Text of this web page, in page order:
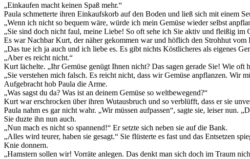
„Einkaufen macht keinen Spaß mehr.“
Paula schmetterte ihren Einkaufskorb auf den Boden und ließ sich mit einem
„Wenn ich nicht so bequem wäre, würde ich mein Gemüse wieder selbst
„Sie sind doch nicht faul, meine Liebe! So oft sehe ich Sie aktiv und fleißig im
Es war Nachbar Kurt, der näher gekommen war und höflich den Strohhut vom
„Das tue ich ja auch und ich liebe es. Es gibt nichts Köstlicheres als eigenes
„Aber es reicht nicht.“
Kurt lächelte. „Ihr Gemüse genügt Ihnen nicht? Das sagen gerade Sie! Wie
„Sie verstehen mich falsch. Es reicht nicht, dass wir Gemüse anpflanzen. Wir
Aufgebracht hob Paula die Arme.
„Was sagst du da? Was ist an deinem Gemüse so weltbewegend?“
Kurt war erschrocken über ihren Wutausbruch und so verblüfft, dass er sie
Paula nahm es gar nicht wahr. „Wir müssen aufpassen“, sagte sie, leiser nun.
Sie duzte ihn nun auch.
„Nun mach es nicht so spannend!“ Er setzte sich neben sie auf die Bank.
„Alles wird teurer, haben sie gesagt.“ Sie flüsterte es fast und das Entsetzen
Knie donnern.
„Hamstern sollen wir! Vorräte anlegen. Das denkt man sich doch im Traum